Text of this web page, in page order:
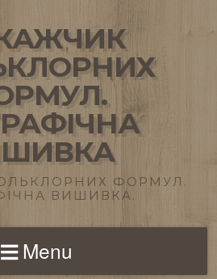
ФОРМУЛ.
ВИШИВКА.
Menu